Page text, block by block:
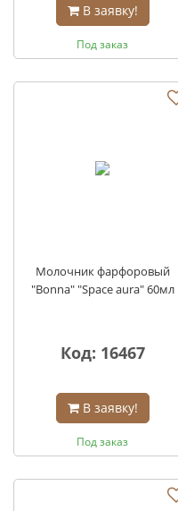
В заявку!
Под заказ
Молочник фарфоровый
"Bonna" "Space aura" 60мл
Код: 16467
В заявку!
Под заказ